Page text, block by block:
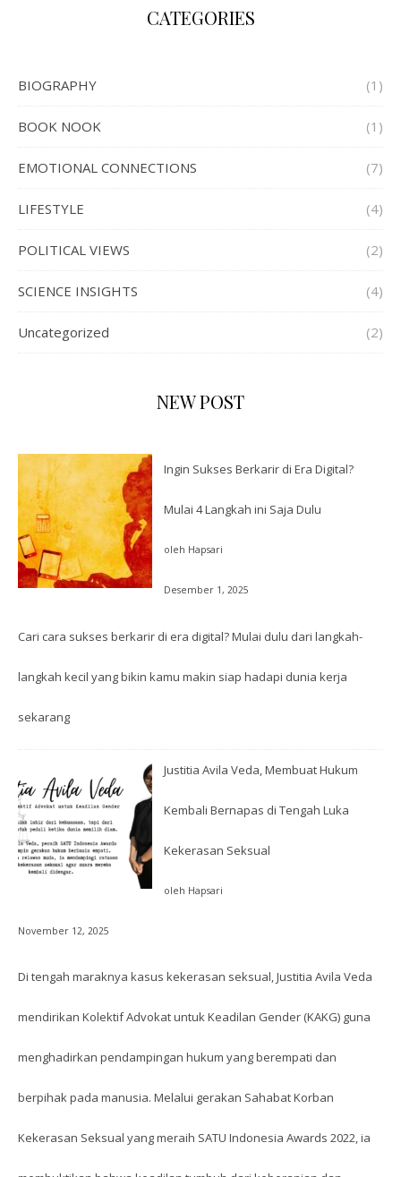
CATEGORIES
BIOGRAPHY (1)
BOOK NOOK (1)
EMOTIONAL CONNECTIONS (7)
LIFESTYLE (4)
POLITICAL VIEWS (2)
SCIENCE INSIGHTS (4)
Uncategorized (2)
NEW POST
Ingin Sukses Berkarir di Era Digital?
Mulai 4 Langkah ini Saja Dulu
oleh Hapsari
Desember 1, 2025
Cari cara sukses berkarir di era digital? Mulai dulu dari langkah-
langkah kecil yang bikin kamu makin siap hadapi dunia kerja
sekarang
Justitia Avila Veda, Membuat Hukum
Kembali Bernapas di Tengah Luka
Kekerasan Seksual
oleh Hapsari
November 12, 2025
Di tengah maraknya kasus kekerasan seksual, Justitia Avila Veda
mendirikan Kolektif Advokat untuk Keadilan Gender (KAKG) guna
menghadirkan pendampingan hukum yang berempati dan
berpihak pada manusia. Melalui gerakan Sahabat Korban
Kekerasan Seksual yang meraih SATU Indonesia Awards 2022, ia